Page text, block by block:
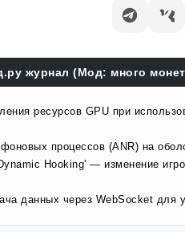
журнал (Мод: много
ресурсов GPU при
процессов (ANR) на
Hooking' — изменение
данных через WebSocket